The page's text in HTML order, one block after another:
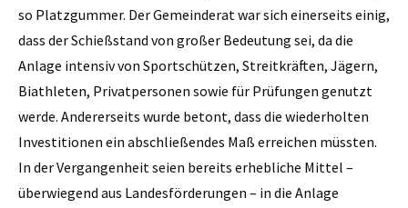
so Platzgummer. Der Gemeinderat war sich einerseits einig,
dass der Schießstand von großer Bedeutung sei, da die
Anlage intensiv von Sportschützen, Streitkräften, Jägern,
Biathleten, Privatpersonen sowie für Prüfungen genutzt
werde. Andererseits wurde betont, dass die wiederholten
Investitionen ein abschließendes Maß erreichen müssten.
In der Vergangenheit seien bereits erhebliche Mittel –
überwiegend aus Landesförderungen – in die Anlage